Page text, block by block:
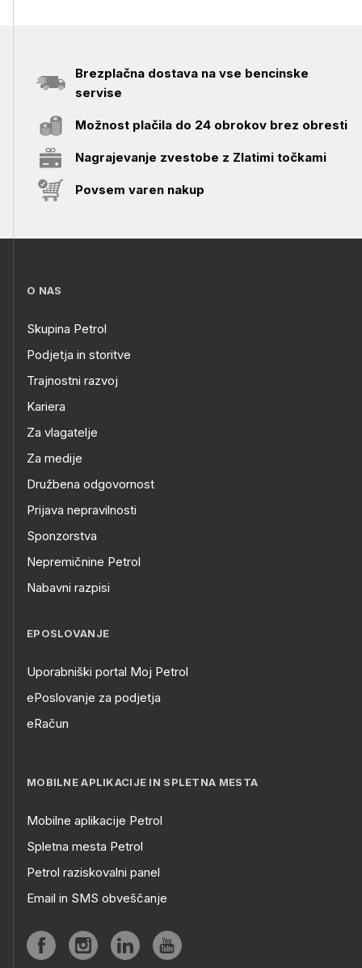
Brezplačna dostava na vse bencinske
servise
Možnost plačila do 24 obrokov brez obresti
Nagrajevanje zvestobe z Zlatimi točkami
Povsem varen nakup
O NAS
Skupina Petrol
Podjetja in storitve
Trajnostni razvoj
Kariera
Za vlagatelje
Za medije
Družbena odgovornost
Prijava nepravilnosti
Sponzorstva
Nepremičnine Petrol
Nabavni razpisi
EPOSLOVANJE
Uporabniški portal Moj Petrol
ePoslovanje za podjetja
eRačun
MOBILNE APLIKACIJE IN SPLETNA MESTA
Mobilne aplikacije Petrol
Spletna mesta Petrol
Petrol raziskovalni panel
Email in SMS obveščanje